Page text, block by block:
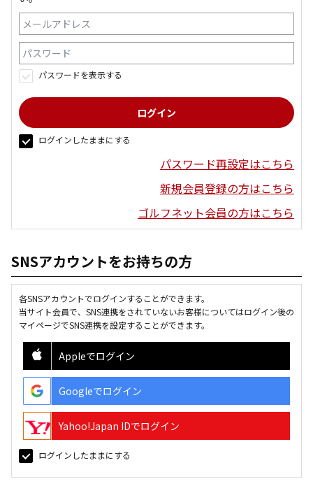
パスワードを表示する
ログインしたままにする
パスワード再設定はこちら
新規会員登録の方はこちら
ゴルフネット会員の方はこちら
SNSアカウントをお持ちの方
各SNSアカウントでログインすることができます。
当サイト会員で、SNS連携をされていないお客様についてはログイン後の
マイページでSNS連携を設定することができます。
Appleでログイン
Googleでログイン
Yahoo!Japan IDでログイン
ログインしたままにする